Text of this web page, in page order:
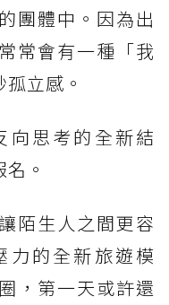
團體中。因為出
常會有一種「我
立感。
向思考的全新結
。
陌生人之間更容
力的全新旅遊模
，第一天或許還